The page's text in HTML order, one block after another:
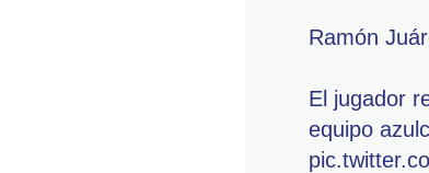
Ramón
El jugador
equipo